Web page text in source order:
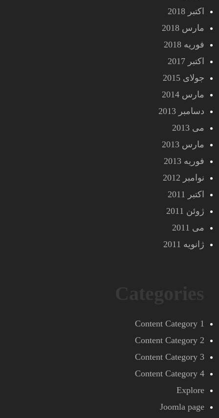
اکتبر 2018
مارس 2018
فوریه 2018
اکتبر 2017
جولای 2015
مارس 2014
دسامبر 2013
می 2013
مارس 2013
فوریه 2013
نوامبر 2012
اکتبر 2011
ژوئن 2011
می 2011
ژانویه 2011
Content Category 1
Content Category 2
Content Category 3
Content Category 4
Explore
Joomla page